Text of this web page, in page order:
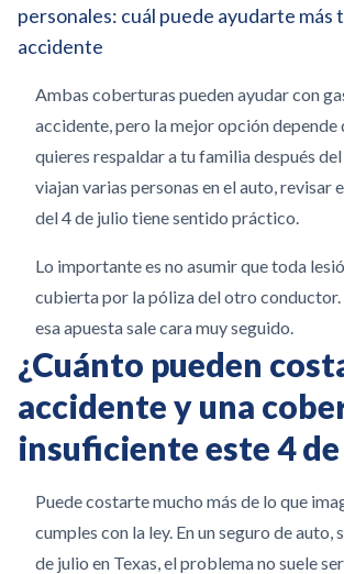
personales: cuál puede ayudarte más
accidente
Ambas coberturas pueden ayudar con
accidente, pero la mejor opción depende
quieres respaldar a tu familia después
viajan varias personas en el auto, revisar
del 4 de julio tiene sentido práctico.
Lo importante es no asumir que toda
cubierta por la póliza del otro conductor.
esa apuesta sale cara muy seguido.
¿Cuánto pueden
accidente y una
insuficiente este 4
Puede costarte mucho más de lo que
cumples con la ley. En un seguro de auto,
de julio en Texas, el problema no suele